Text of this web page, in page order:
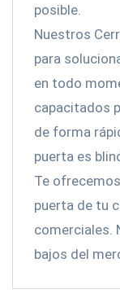
posible.
Nuestros
para
en todo
capacitados
de forma
puerta es
Te
puerta de tu
comerciales.
bajos del